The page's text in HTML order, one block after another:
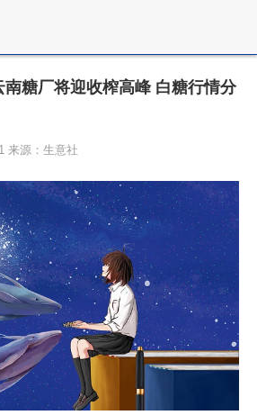
糖厂将迎收榨高峰 白糖行情分
来源：生意社